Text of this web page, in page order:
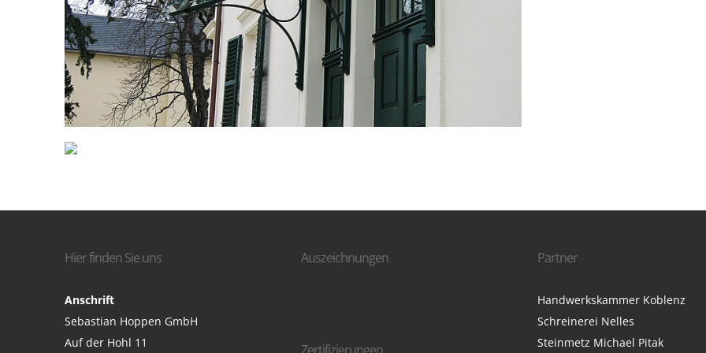
Hier finden Sie uns
Anschrift
Sebastian Hoppen GmbH
Auf der Hohl 11
Auszeichnungen Partner
Handwerkskammer Koblenz
Schreinerei Nelles
Steinmetz Michael Pitak